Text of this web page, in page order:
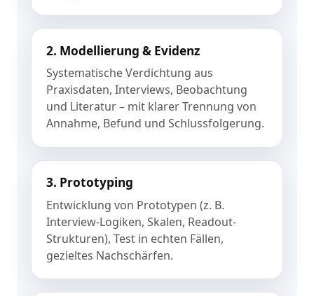
2. Modellierung & Evidenz
Systematische Verdichtung aus
Praxisdaten, Interviews, Beobachtung
und Literatur – mit klarer Trennung von
Annahme, Befund und Schlussfolgerung.
3. Prototyping
Entwicklung von Prototypen (z. B.
Interview-Logiken, Skalen, Readout-
Strukturen), Test in echten Fällen,
gezieltes Nachschärfen.